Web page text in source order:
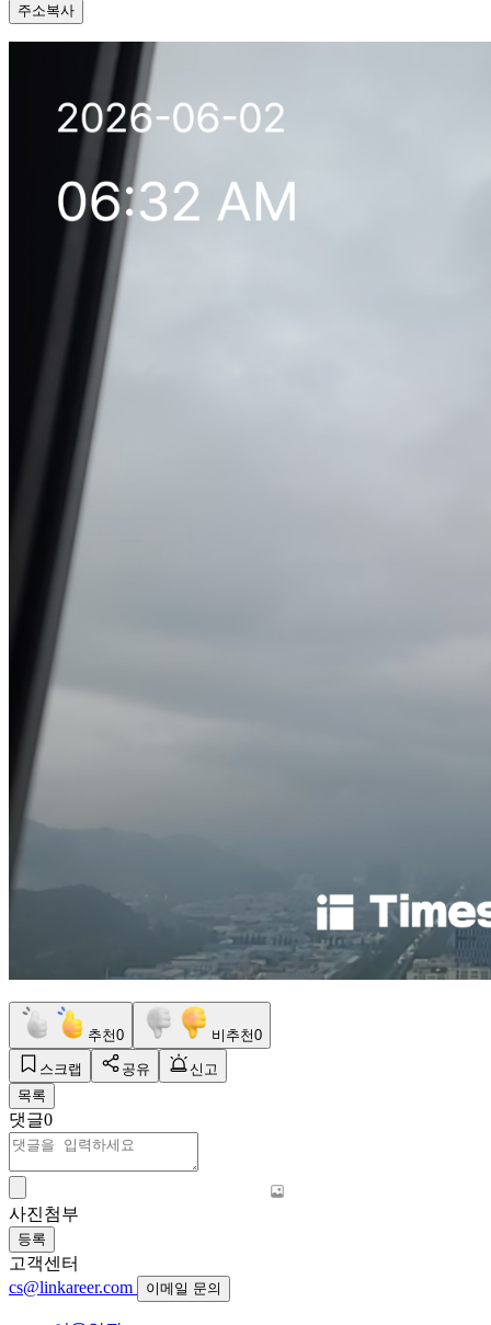
주소복사
추천0 비추천0
스크랩 공유
신고
목록
댓글0
사진첨부
등록
고객센터
cs@linkareer.com
이메일 문의